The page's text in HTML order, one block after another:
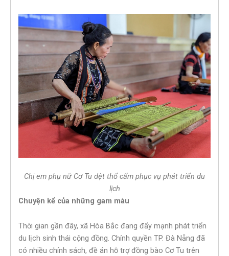
Chị em phụ nữ Cơ Tu dệt thổ cẩm phục vụ phát triển du
lịch
Chuyện kể của những gam màu
Thời gian gần đây, xã Hòa Bắc đang đẩy mạnh phát triển
du lịch sinh thái cộng đồng. Chính quyền TP. Đà Nẵng đã
có nhiều chính sách, đề án hỗ trợ đồng bào Cơ Tu trên